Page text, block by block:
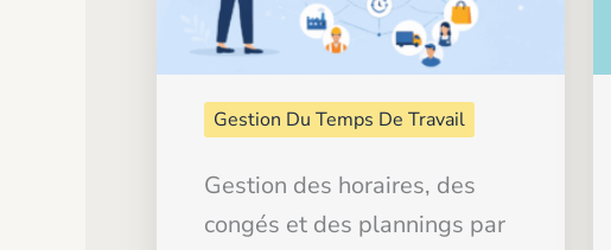
Gestion Du Temps De Travail
Gestion des horaires, des
congés et des plannings par